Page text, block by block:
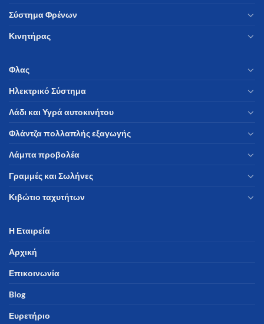
Σύστημα Φρένων
Κινητήρας
Φλας
Ηλεκτρικό Σύστημα
Λάδι και Υγρά αυτοκινήτου
Φλάντζα πολλαπλής εξαγωγής
Λάμπα προβολέα
Γραμμές και Σωλήνες
Κιβώτιο ταχυτήτων
Η Εταιρεία
Αρχική
Επικοινωνία
Blog
Ευρετήριο